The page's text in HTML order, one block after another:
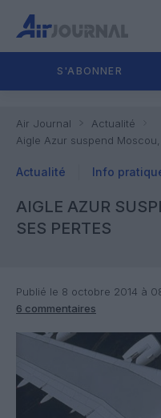
S'ABONNER
Air Journal
Actualité
Aigle Azur suspend
Actualité Info
AIGLE AZUR
SES PERTES
Publié le 8 octobre 2014 à
6 commentaires